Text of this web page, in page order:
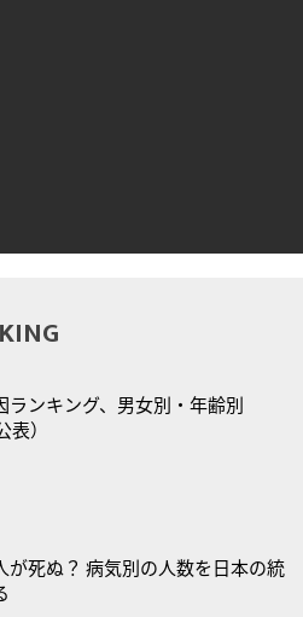
ランキング、男女別・年齢別
表）
が死ぬ？ 病気別の人数を日本の統